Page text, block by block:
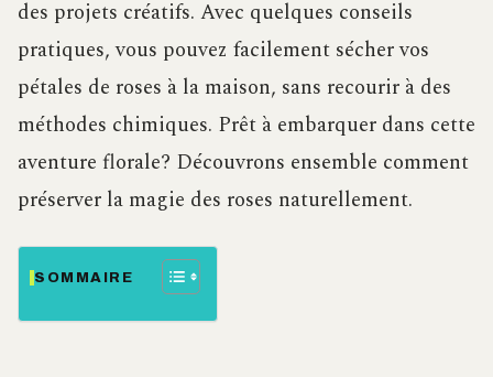
des projets créatifs. Avec quelques conseils
pratiques, vous pouvez facilement sécher vos
pétales de roses à la maison, sans recourir à des
méthodes chimiques. Prêt à embarquer dans cette
aventure florale? Découvrons ensemble comment
préserver la magie des roses naturellement.
SOMMAIRE